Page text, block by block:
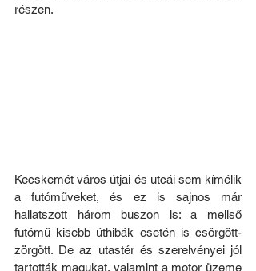
részen.
Kecskemét város útjai és utcái sem kímélik
a futóműveket, és ez is sajnos már
hallatszott három buszon is: a mellső
futómű kisebb úthibák esetén is csörgött-
zörgött. De az utastér és szerelvényei jól
tartották magukat, valamint a motor üzeme